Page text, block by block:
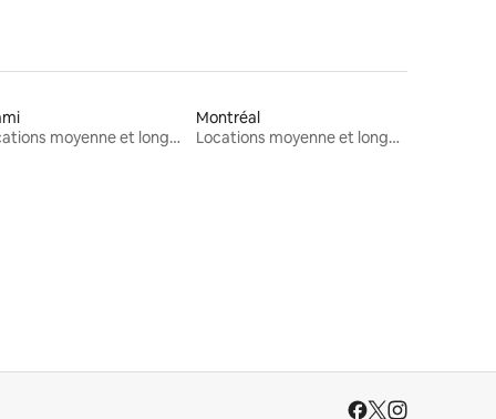
Locations moyenne et longue durée
Montréal
Locations moyenne et longue durée